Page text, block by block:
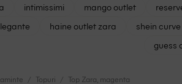
intimissimi mango outlet
haine outlet zara shein curve
guess
Topuri Top Zara, magenta